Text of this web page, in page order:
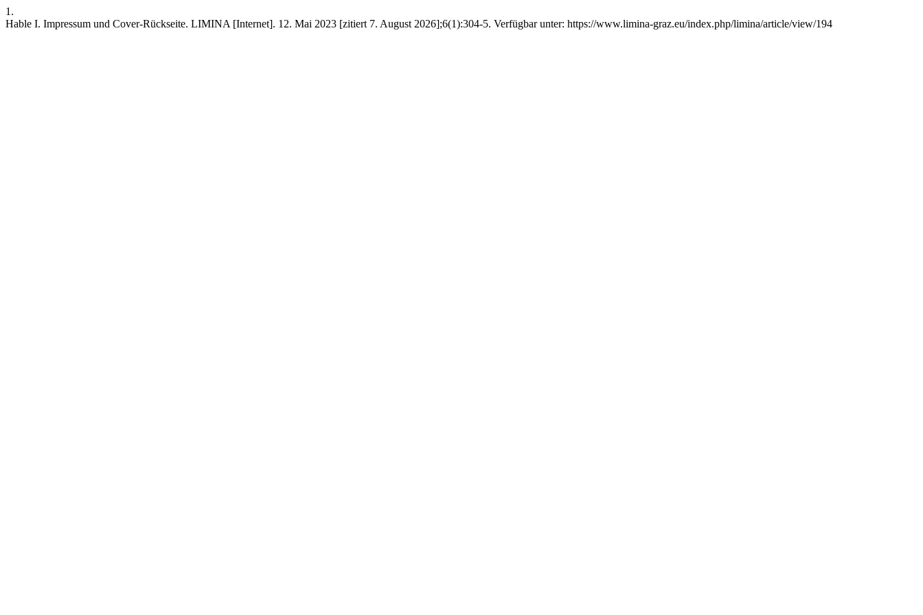
1.
Hable I. Impressum und Cover-Rückseite. LIMINA [Internet]. 12. Mai 2023 [zitiert 7. August 2026];6(1):304-5. Verfügbar unter: https://www.limina-graz.eu/index.php/limina/article/view/194